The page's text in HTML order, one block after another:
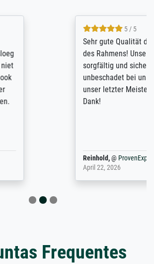
Qualität des Leinwanddrucks und
Unser Bild wurde sehr
und sicher verpackt, so dass es
bei uns ankam. Es wird nicht
Meisterdruck sein. Vielen
Frequentes